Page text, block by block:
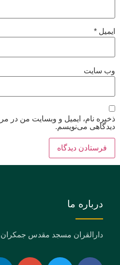
ایمیل *
وب‌ سایت
ذخیره نام، ایمیل و وبسایت من در
دیدگاهی می‌نویسم.
درباره ما
دارالقران مسجد مقدس جمکران